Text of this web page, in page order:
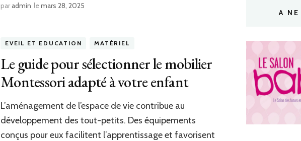
paradmin lemars 28, 2025
EVEIL ET EDUCATION MATÉRIEL
Le guide pour sélectionner le mobilier
Montessori adapté à votre enfant
L’aménagement de l’espace de vie contribue au
développement des tout-petits. Des équipements
conçus pour eux facilitent l’apprentissage et favorisent
A